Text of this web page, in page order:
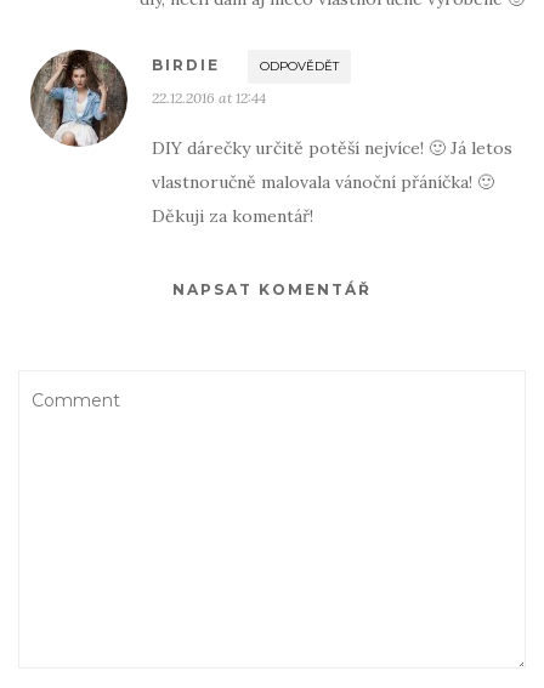
BIRDIE ODPOVĚDĚT
22.12.2016 at 12:44
DIY dárečky určitě potěší nejvíce! 🙂 Já letos
vlastnoručně malovala vánoční přáníčka! 🙂
Děkuji za komentář!
NAPSAT KOMENTÁŘ